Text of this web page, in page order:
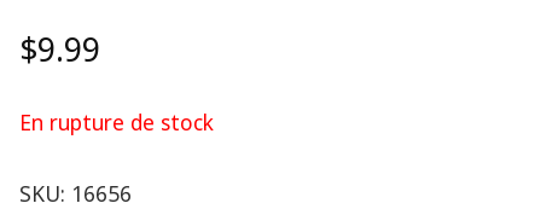
$9.99
En rupture de stock
SKU: 16656